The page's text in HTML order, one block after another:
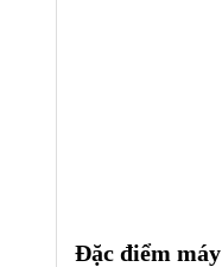
Đặc điểm